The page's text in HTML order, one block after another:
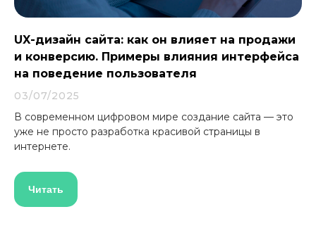
UX-дизайн сайта: как он влияет на продажи
и конверсию. Примеры влияния интерфейса
на поведение пользователя
03/07/2025
В современном цифровом мире создание сайта — это
уже не просто разработка красивой страницы в
интернете.
Читать
Обновление контента,
исправление ошибок
Подробнее
Поддержка